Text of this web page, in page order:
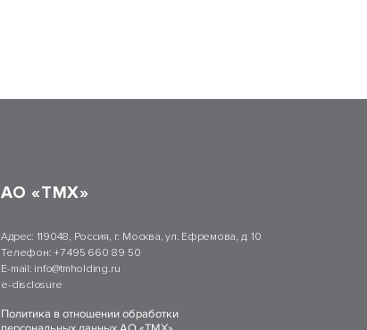
АО «ТМХ»
Адрес: 119048, Россия, г. Москва, ул. Ефремова, д. 10
Телефон: +7 495 660 89 50
E-mail: info@tmholding.ru
e-disclosure
Политика в отношении обработки